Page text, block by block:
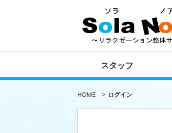
スタッフ
HOME > ログイン